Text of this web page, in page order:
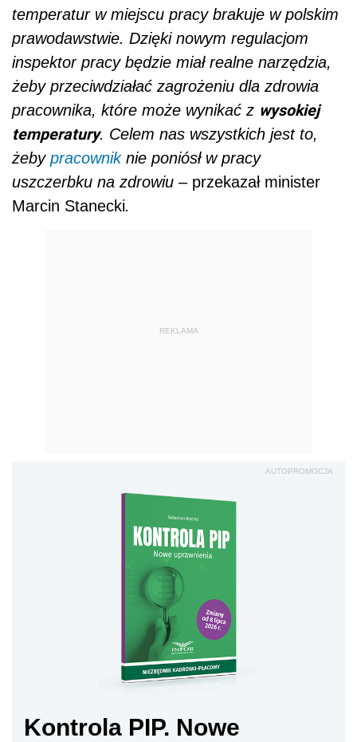
temperatur w miejscu pracy brakuje w polskim
prawodawstwie. Dzięki nowym regulacjom
inspektor pracy będzie miał realne narzędzia,
żeby przeciwdziałać zagrożeniu dla zdrowia
pracownika, które może wynikać z wysokiej
temperatury. Celem nas wszystkich jest to,
żeby pracowniknie poniósł w pracy
uszczerbku na zdrowiu – przekazał minister
Marcin Stanecki.
REKLAMA
AUTOPROMOCJA
Kontrola PIP. Nowe